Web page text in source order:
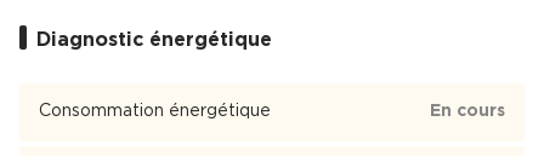
Diagnostic énergétique
Consommation énergétique En cours